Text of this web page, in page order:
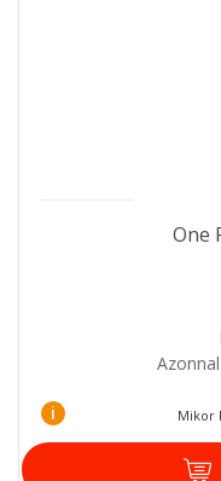
One
i Mikor